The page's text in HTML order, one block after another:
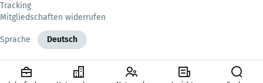
Tracking
Mitgliedschaften widerrufen
Sprache Deutsch